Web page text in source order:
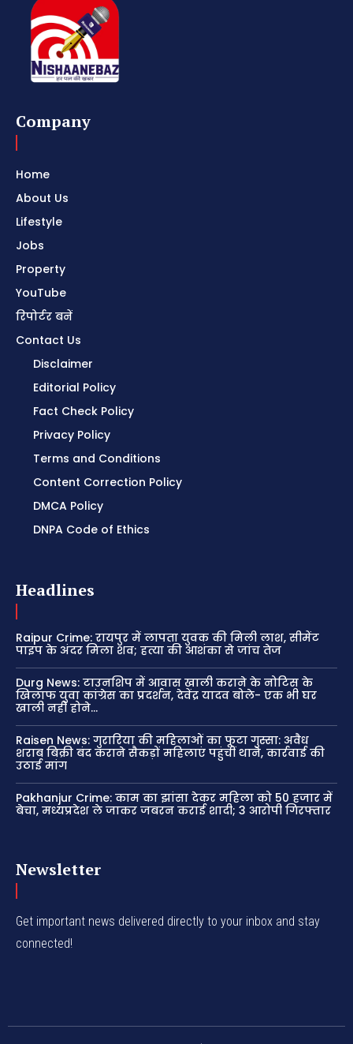
Company
Home
About Us
Lifestyle
Jobs
Property
YouTube
रिपोर्टर बनें
Contact Us
Disclaimer
Editorial Policy
Fact Check Policy
Privacy Policy
Terms and Conditions
Content Correction Policy
DMCA Policy
DNPA Code of Ethics
Headlines
Raipur Crime: रायपुर में लापता युवक की मिली लाश, सीमेंट
पाइप के अंदर मिला शव; हत्या की आशंका से जांच तेज
Durg News: टाउनशिप में आवास खाली कराने के नोटिस के
खिलाफ युवा कांग्रेस का प्रदर्शन, देवेंद्र यादव बोले- एक भी घर
खाली नहीं होने...
Raisen News: गुरारिया की महिलाओं का फूटा गुस्सा: अवैध
शराब बिक्री बंद कराने सैकड़ों महिलाएं पहुंचीं थाने, कार्रवाई की
उठाई मांग
Pakhanjur Crime: काम का झांसा देकर महिला को 50 हजार में
बेचा, मध्यप्रदेश ले जाकर जबरन कराई शादी; 3 आरोपी गिरफ्तार
Newsletter
Get important news delivered directly to your inbox and stay
connected!